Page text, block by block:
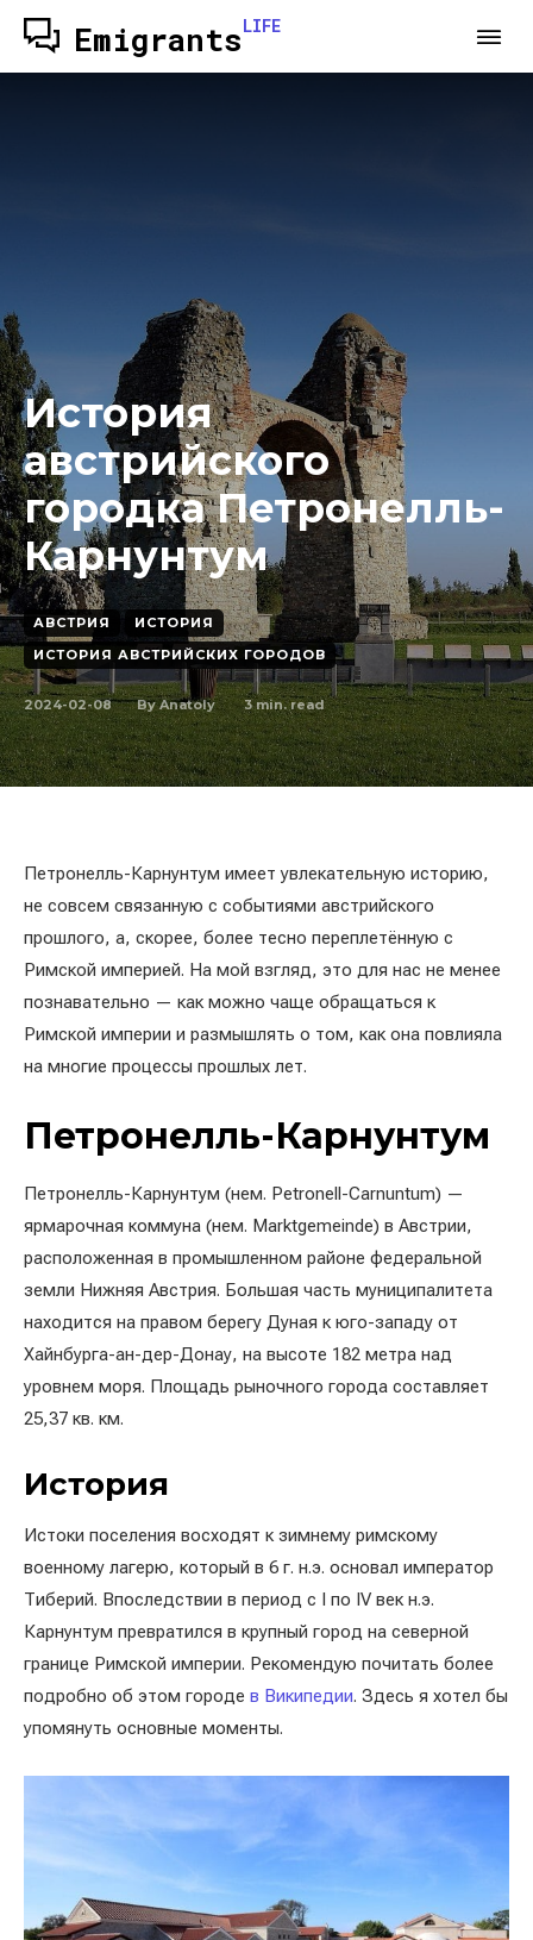
EmigrantsLIFE
История
австрийского
городка Петронелль-
Карнунтум
АВСТРИЯ
ИСТОРИЯ
ИСТОРИЯ АВСТРИЙСКИХ ГОРОДОВ
2024-02-08 By Anatoly 3min. read
Петронелль-Карнунтум имеет увлекательную историю,
не совсем связанную с событиями австрийского
прошлого, а, скорее, более тесно переплетённую с
Римской империей. На мой взгляд, это для нас не менее
познавательно — как можно чаще обращаться к
Римской империи и размышлять о том, как она повлияла
на многие процессы прошлых лет.
Петронелль-Карнунтум
Петронелль-Карнунтум (нем. Petronell-Carnuntum) —
ярмарочная коммуна (нем. Marktgemeinde) в Австрии,
расположенная в промышленном районе федеральной
земли Нижняя Австрия. Большая часть муниципалитета
находится на правом берегу Дуная к юго-западу от
Хайнбурга-ан-дер-Донау, на высоте 182 метра над
уровнем моря. Площадь рыночного города составляет
25,37 кв. км.
История
Истоки поселения восходят к зимнему римскому
военному лагерю, который в 6 г. н.э. основал император
Тиберий. Впоследствии в период с I по IV век н.э.
Карнунтум превратился в крупный город на северной
границе Римской империи. Рекомендую почитать более
подробно об этом городе в Википедии. Здесь я хотел бы
упомянуть основные моменты.